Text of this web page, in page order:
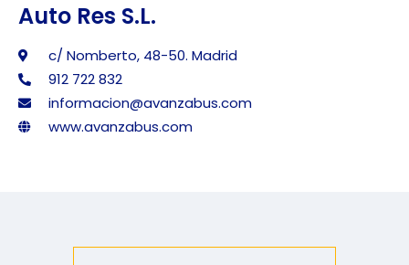
Auto Res S.L.
c/ Nomberto, 48-50. Madrid
912 722 832
informacion@avanzabus.com
www.avanzabus.com